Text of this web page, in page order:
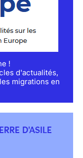
!
d'actualités,
migrations en
D'ASILE